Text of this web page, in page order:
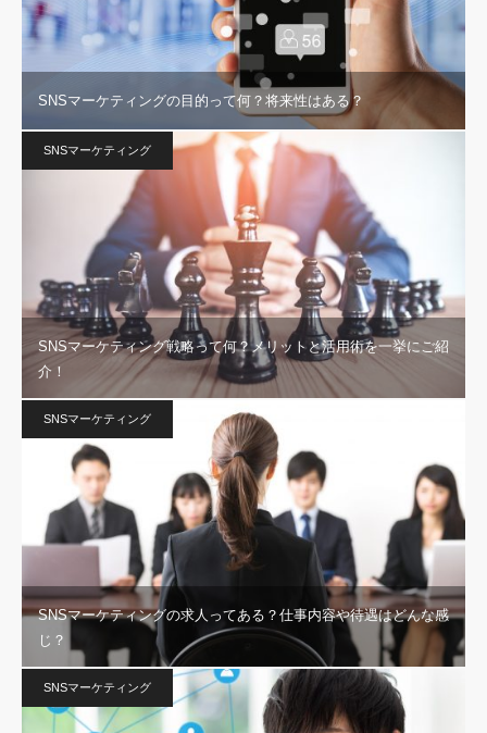
SNSマーケティングの目的って何？将来性はある？
SNSマーケティング
SNSマーケティング戦略って何？メリットと活用術を一挙にご紹
介！
SNSマーケティング
SNSマーケティングの求人ってある？仕事内容や待遇はどんな感
じ？
SNSマーケティング